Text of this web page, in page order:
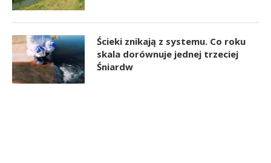
Ścieki znikają z systemu. Co roku
skala dorównuje jednej trzeciej
Śniardw